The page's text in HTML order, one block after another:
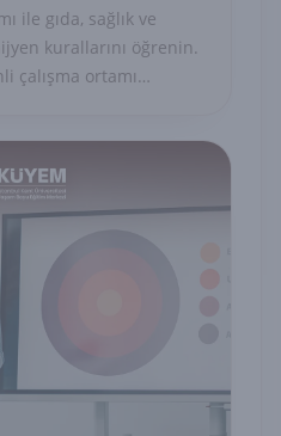
ile gıda, sağlık ve
kurallarını öğrenin.
çalışma ortamı